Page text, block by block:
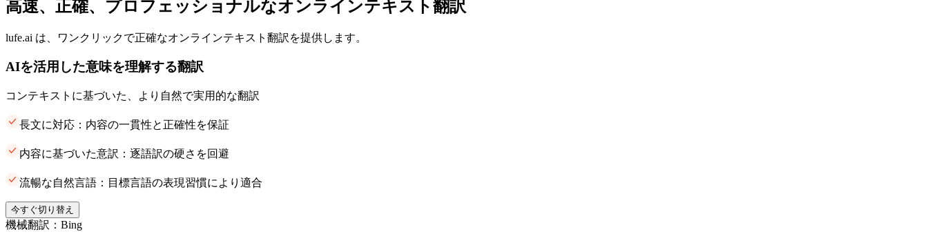
高速、正確、プロフェッショナルなオンラインテキスト翻訳
lufe.ai は、ワンクリックで正確なオンラインテキスト翻訳を提供します。
AIを活用した意味を理解する翻訳
コンテキストに基づいた、より自然で実用的な翻訳
長文に対応：内容の一貫性と正確性を保証
内容に基づいた意訳：逐語訳の硬さを回避
流暢な自然言語：目標言語の表現習慣により適合
今すぐ切り替え
機械翻訳：Bing